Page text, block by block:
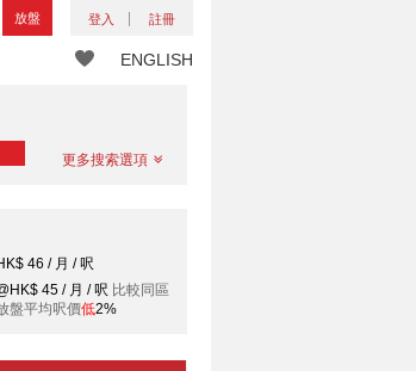
放盤 登入 註冊
ENGLISH
更多搜索選項
46 / 月 / 呎
45 / 月 / 呎 比較同區
盤平均呎價低2%